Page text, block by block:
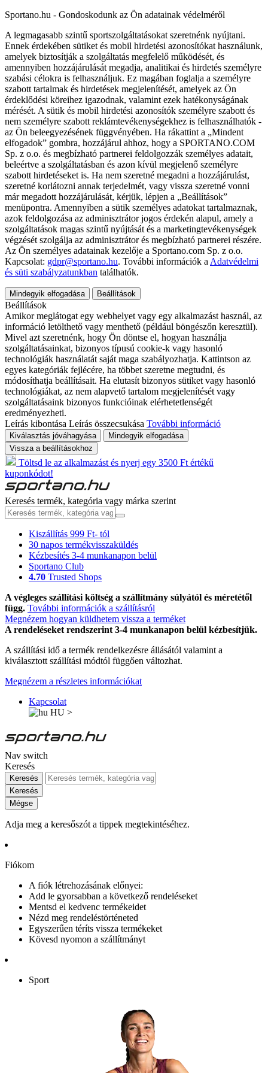
Sportano.hu - Gondoskodunk az Ön adatainak védelméről
A legmagasabb szintű sportszolgáltatásokat szeretnénk nyújtani.
Ennek érdekében sütiket és mobil hirdetési azonosítókat használunk,
amelyek biztosítják a szolgáltatás megfelelő működését, és
amennyiben hozzájárulását megadja, analitikai és hirdetés személyre
szabási célokra is felhasználjuk. Ez magában foglalja a személyre
szabott tartalmak és hirdetések megjelenítését, amelyek az Ön
érdeklődési köreihez igazodnak, valamint ezek hatékonyságának
mérését. A sütik és mobil hirdetési azonosítók személyre szabott és
nem személyre szabott reklámtevékenységekhez is felhasználhatók -
az Ön beleegyezésének függvényében. Ha rákattint a „Mindent
elfogadok” gombra, hozzájárul ahhoz, hogy a SPORTANO.COM
Sp. z o.o. és megbízható partnerei feldolgozzák személyes adatait,
beleértve a szolgáltatásban és azon kívül megjelenő személyre
szabott hirdetéseket is. Ha nem szeretné megadni a hozzájárulást,
szeretné korlátozni annak terjedelmét, vagy vissza szeretné vonni
már megadott hozzájárulását, kérjük, lépjen a „Beállítások”
menüpontra. Amennyiben a sütik személyes adatokat tartalmaznak,
azok feldolgozása az adminisztrátor jogos érdekén alapul, amely a
szolgáltatások magas szintű nyújtását és a marketingtevékenységek
végzését szolgálja az adminisztrátor és megbízható partnerei részére.
Az Ön személyes adatainak kezelője a Sportano.com Sp. z o.o.
Kapcsolat: gdpr@sportano.hu. További információk a Adatvédelmi
és süti szabályzatunkban találhatók.
Mindegyik elfogadása Beállítások
Beállítások
Amikor meglátogat egy webhelyet vagy egy alkalmazást használ, az
információ letölthető vagy menthető (például böngészőn keresztül).
Mivel azt szeretnénk, hogy Ön döntse el, hogyan használja
szolgáltatásainkat, bizonyos típusú cookie-k vagy hasonló
technológiák használatát saját maga szabályozhatja. Kattintson az
egyes kategóriák fejlécére, ha többet szeretne megtudni, és
módosíthatja beállításait. Ha elutasít bizonyos sütiket vagy hasonló
technológiákat, az nem alapvető tartalom megjelenítését vagy
szolgáltatásaink bizonyos funkcióinak elérhetetlenségét
eredményezheti.
Leírás kibontása Leírás összecsukása További információ
Kiválasztás jóváhagyása
Mindegyik elfogadása
Vissza a beállításokhoz
Töltsd le az alkalmazást és nyerj egy 3500 Ft értékű
kuponkódot!
Keresés termék, kategória vagy márka szerint
Kiszállítás 999 Ft- tól
30 napos termékvisszaküldés
Kézbesítés 3-4 munkanapon belül
Sportano Club
4.70 Trusted Shops
A végleges szállítási költség a szállítmány súlyától és méretétől
függ. További információk a szállításról
Megnézem hogyan küldhetem vissza a terméket
A rendeléseket rendszerint 3-4 munkanapon belül kézbesítjük.
A szállítási idő a termék rendelkezésre állásától valamint a
kiválasztott szállítási módtól függően változhat.
Megnézem a részletes információkat
Kapcsolat
HU >
Nav switch
Keresés
Keresés
Keresés
Mégse
Adja meg a keresőszót a tippek megtekintéséhez.
Fiókom
A fiók létrehozásának előnyei:
Add le gyorsabban a következő rendeléseket
Mentsd el kedvenc termékeidet
Nézd meg rendeléstörténeted
Egyszerűen téríts vissza termékeket
Kövesd nyomon a szállítmányt
Sport